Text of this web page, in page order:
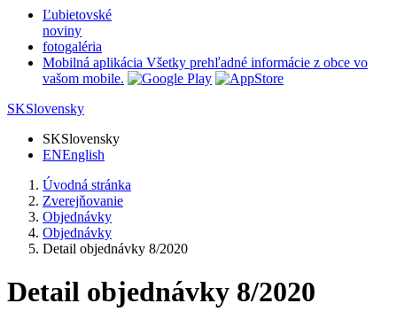
Ľubietovské
noviny
fotogaléria
Mobilná aplikácia Všetky prehľadné informácie z obce vo
vašom mobile.
SKSlovensky
SKSlovensky
ENEnglish
Úvodná stránka
Zverejňovanie
Objednávky
Objednávky
Detail objednávky 8/2020
Detail objednávky 8/2020